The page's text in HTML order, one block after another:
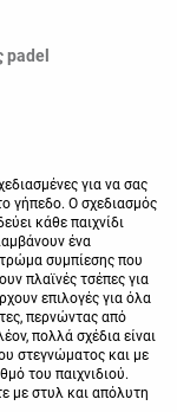
padel
για να σας
γήπεδο. Ο σχεδιασμός
κάθε παιχνίδι
ένα
συμπίεσης που
πλαϊνές τσέπες για
επιλογές για όλα
περνώντας από
πολλά σχέδια είναι
στεγνώματος και με
του παιχνιδιού.
με στυλ και απόλυτη